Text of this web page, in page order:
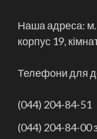
Наша адреса: м.
корпус 19,
Телефони для
(044) 204-84-51
(044) 204-84-00